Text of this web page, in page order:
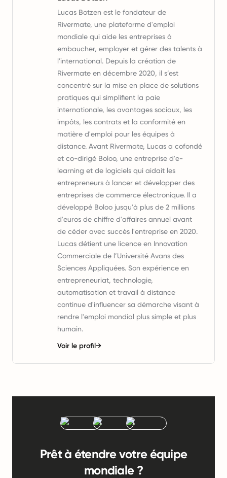
Lucas Botzen est le fondateur de
Rivermate, une plateforme d'emploi
mondiale qui aide les entreprises à
embaucher, employer et gérer des talents à
l'international. Depuis la création de
Rivermate en décembre 2020, il s’est
concentré sur la mise en place de solutions
pratiques qui simplifient la paie
internationale, les avantages sociaux, les
impôts, les contrats et la conformité en
matière d'emploi pour les équipes à
distance. Avant Rivermate, Lucas a cofondé
et co-dirigé Boloo, une entreprise d'e-
learning et de logiciels qui aidait les
entrepreneurs à lancer et développer des
entreprises de commerce électronique. Il a
développé Boloo jusqu'à plus de 2 millions
d'euros de chiffre d'affaires annuel avant
de céder avec succès l'entreprise en 2020.
Lucas détient une licence en Innovation
Commerciale de l’Université Avans des
Sciences Appliquées. Son expérience en
entrepreneuriat, technologie,
automatisation et travail à distance
continue d'influencer sa démarche visant à
rendre l'emploi mondial plus simple et plus
humain.
Voir le profil→
Prêt à étendre votre équipe
mondiale ?